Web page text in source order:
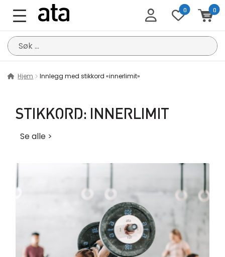
0 0
Søk
etter:
Hjem Innlegg med stikkord «innerlimit»
STIKKORD: INNERLIMIT
Se alle >